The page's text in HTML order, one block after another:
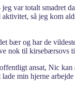
var totalt
aktivitet, så jeg
bær og har de
nok til kirsebærsovs
ansat, Nic
min hjerne